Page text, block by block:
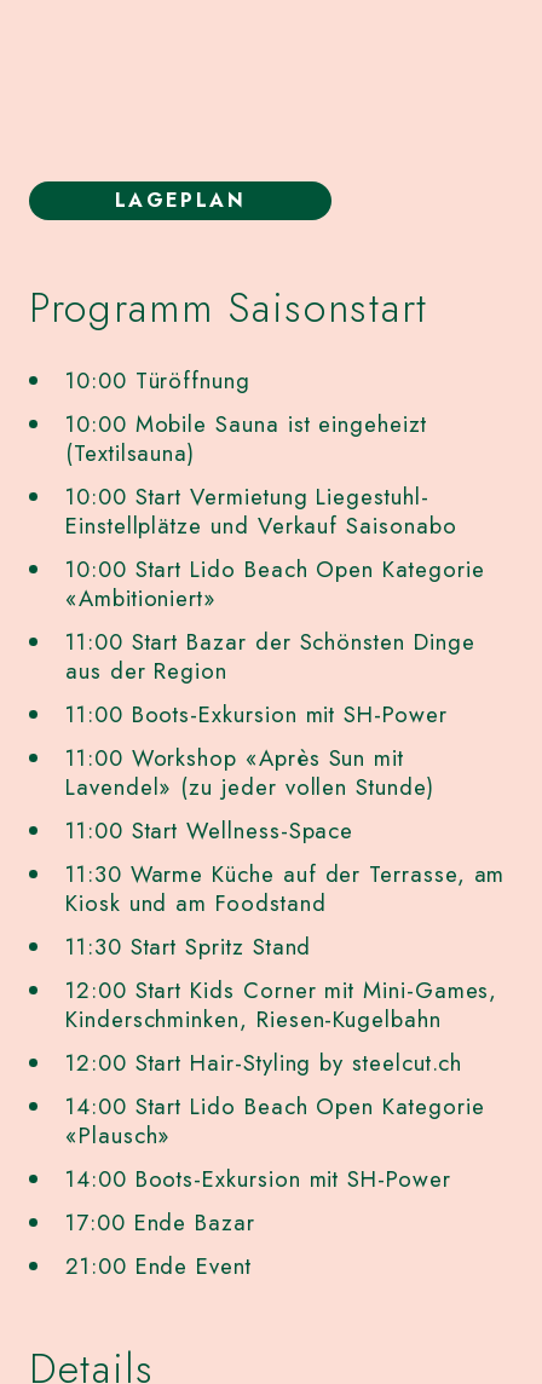
LAGEPLAN
Programm Saisonstart
10:00 Türöffnung
10:00 Mobile Sauna ist eingeheizt
(Textilsauna)
10:00 Start Vermietung Liegestuhl-
Einstellplätze und Verkauf Saisonabo
10:00 Start Lido Beach Open Kategorie
«Ambitioniert»
11:00 Start Bazar der Schönsten Dinge
aus der Region
11:00 Boots-Exkursion mit SH-Power
11:00 Workshop «Après Sun mit
Lavendel» (zu jeder vollen Stunde)
11:00 Start Wellness-Space
11:30 Warme Küche auf der Terrasse, am
Kiosk und am Foodstand
11:30 Start Spritz Stand
12:00 Start Kids Corner mit Mini-Games,
Kinderschminken, Riesen-Kugelbahn
12:00 Start Hair-Styling by steelcut.ch
14:00 Start Lido Beach Open Kategorie
«Plausch»
14:00 Boots-Exkursion mit SH-Power
17:00 Ende Bazar
21:00 Ende Event
Details